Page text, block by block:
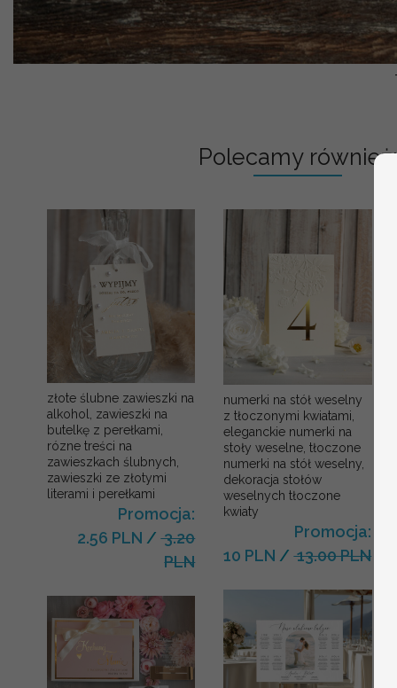
Polecamy również:
złote ślubne zawieszki na
alkohol, zawieszki na
butelkę z perełkami,
rózne treści na
zawieszkach ślubnych,
zawieszki ze złotymi
literami i perełkami
Promocja:
2.56 PLN /3.20
PLN
numerki na stół weselny
z tłoczonymi kwiatami,
eleganckie numerki na
stoły weselne, tłoczone
numerki na stół weselny,
dekoracja stołów
weselnych tłoczone
kwiaty
Promocja:
10 PLN /13.00 PLN